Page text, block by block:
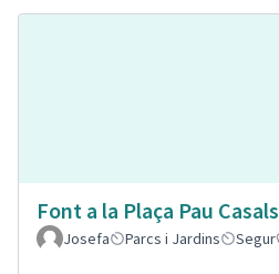
Font a la Plaça Pau Casals
Josefa
Parcs i Jardins Segur